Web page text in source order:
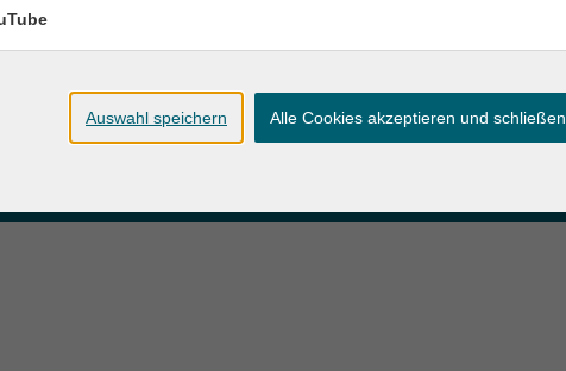
Auswahl speichern Alle Cookies akzeptieren und schließen